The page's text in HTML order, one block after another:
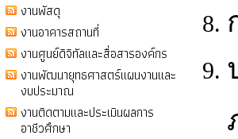
งานพัสดุ
งานอาคารสถานที่
งานศูนย์ดิจิทัลและสื่อสารองค์กร
งานพัฒนายุทธศาสตร์แผนงานและ
งบประมาณ
งานติดตามและประเมินผลการ
อาชีวศึกษา